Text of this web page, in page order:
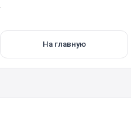
На главную